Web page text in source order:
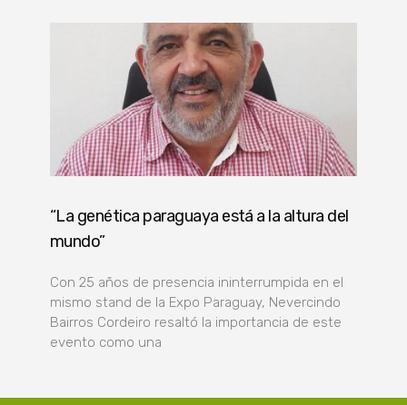
“La genética paraguaya está a la altura del
mundo”
Con 25 años de presencia ininterrumpida en el
mismo stand de la Expo Paraguay, Nevercindo
Bairros Cordeiro resaltó la importancia de este
evento como una